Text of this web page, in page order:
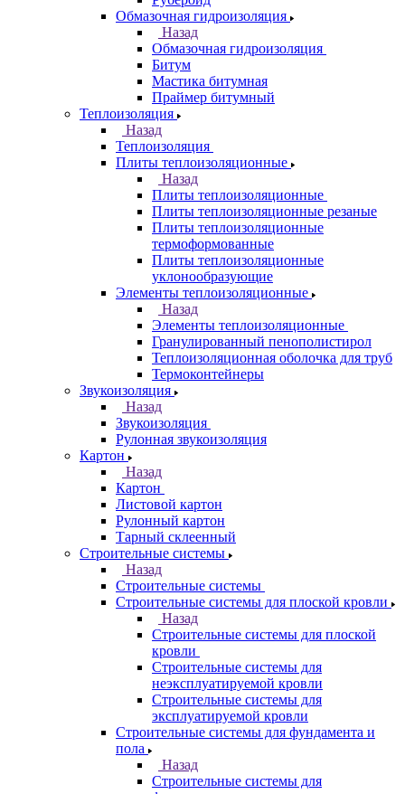
Обмазочная гидроизоляция
Назад
Обмазочная гидроизоляция
Битум
Мастика битумная
Праймер битумный
Теплоизоляция
Назад
Теплоизоляция
Плиты теплоизоляционные
Назад
Плиты теплоизоляционные
Плиты теплоизоляционные резаные
Плиты теплоизоляционные
термоформованные
Плиты теплоизоляционные
уклонообразующие
Элементы теплоизоляционные
Назад
Элементы теплоизоляционные
Гранулированный пенополистирол
Теплоизоляционная оболочка для труб
Термоконтейнеры
Звукоизоляция
Назад
Звукоизоляция
Рулонная звукоизоляция
Картон
Назад
Картон
Листовой картон
Рулонный картон
Тарный склеенный
Строительные системы
Назад
Строительные системы
Строительные системы для плоской кровли
Назад
Строительные системы для плоской
кровли
Строительные системы для
неэксплуатируемой кровли
Строительные системы для
эксплуатируемой кровли
Строительные системы для фундамента и
пола
Назад
Строительные системы для